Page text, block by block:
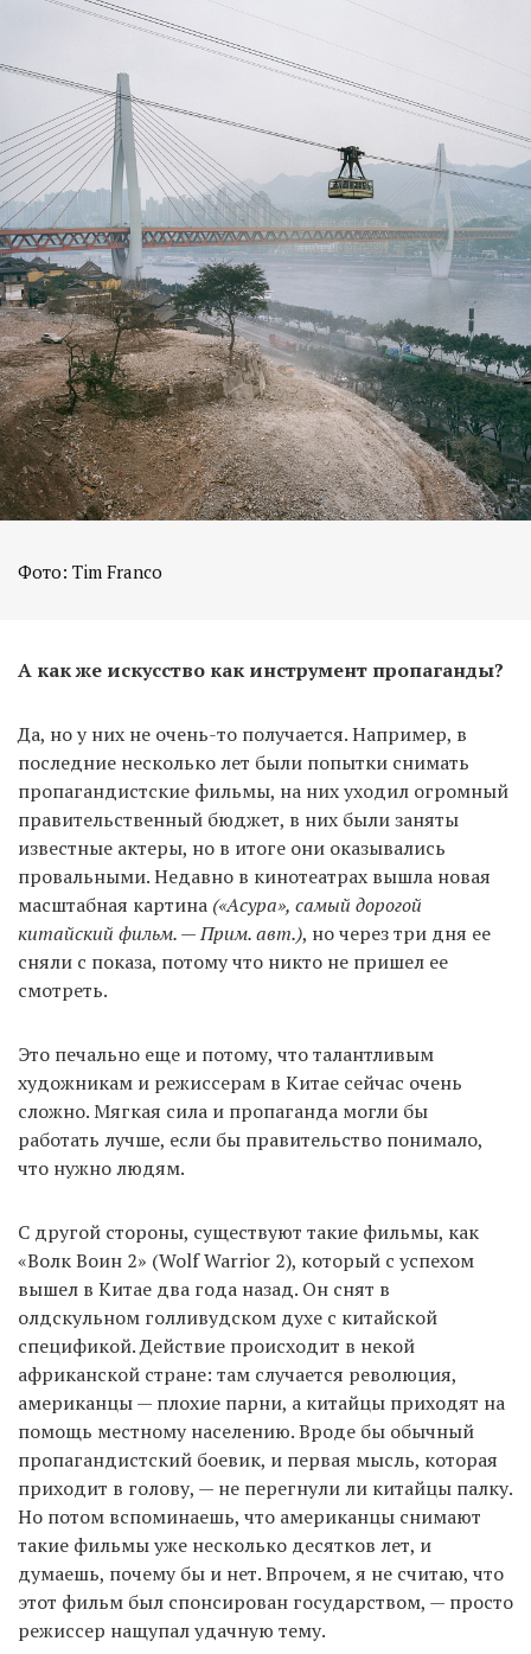
Фото: Tim Franco
А как же искусство как инструмент пропаганды?
Да, но у них не очень-то получается. Например, в
последние несколько лет были попытки снимать
пропагандистские фильмы, на них уходил огромный
правительственный бюджет, в них были заняты
известные актеры, но в итоге они оказывались
провальными. Недавно в кинотеатрах вышла новая
масштабная картина («Асура», самый дорогой
китайский фильм. — Прим. авт.), но через три дня ее
сняли с показа, потому что никто не пришел ее
смотреть.
Это печально еще и потому, что талантливым
художникам и режиссерам в Китае сейчас очень
сложно. Мягкая сила и пропаганда могли бы
работать лучше, если бы правительство понимало,
что нужно людям.
С другой стороны, существуют такие фильмы, как
«Волк Воин 2» (Wolf Warrior 2), который с успехом
вышел в Китае два года назад. Он снят в
олдскульном голливудском духе с китайской
спецификой. Действие происходит в некой
африканской стране: там случается революция,
американцы — плохие парни, а китайцы приходят на
помощь местному населению. Вроде бы обычный
пропагандистский боевик, и первая мысль, которая
приходит в голову, — не перегнули ли китайцы палку.
Но потом вспоминаешь, что американцы снимают
такие фильмы уже несколько десятков лет, и
думаешь, почему бы и нет. Впрочем, я не считаю, что
этот фильм был спонсирован государством, — просто
режиссер нащупал удачную тему.